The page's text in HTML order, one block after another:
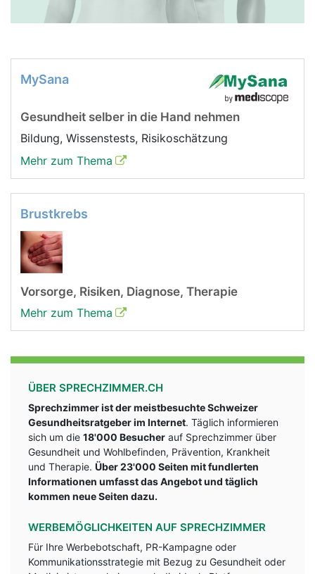
MySana
Gesundheit selber in die Hand nehmen
Bildung, Wissenstests, Risikoschätzung
Mehr zum Thema
Brustkrebs
Vorsorge, Risiken, Diagnose, Therapie
Mehr zum Thema
ÜBER SPRECHZIMMER.CH
Sprechzimmer ist der meistbesuchte Schweizer
Gesundheitsratgeber im Internet. Täglich informieren
sich um die 18'000 Besucher auf Sprechzimmer über
Gesundheit und Wohlbefinden, Prävention, Krankheit
und Therapie. Über 23'000 Seiten mit fundlerten
Informationen umfasst das Angebot und täglich
kommen neue Seiten dazu.
WERBEMÖGLICHKEITEN AUF SPRECHZIMMER
Für Ihre Werbebotschaft, PR-Kampagne oder
Kommunikationsstrategie mit Bezug zu Gesundheit oder